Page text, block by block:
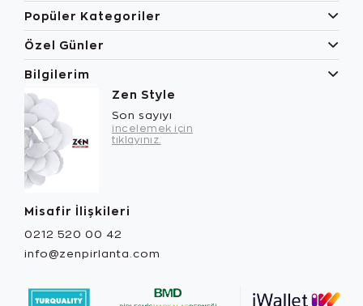
Popüler Kategoriler
Özel Günler
Bilgilerim
Zen Style
Son sayıyı
incelemek için
tıklayınız.
Misafir İlişkileri
0212 520 00 42
info@zenpirlanta.com